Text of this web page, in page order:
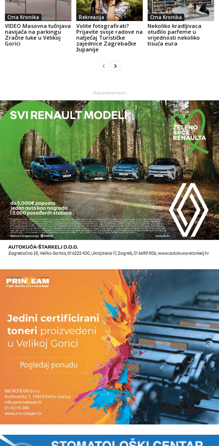
Crna Kronika
VIDEO Masovna tučnjava
navijača na parkingu
Zračne luke u Velikoj
Gorici
Rekreacija
Volite fotografirati?
Prijavite svoje radove na
natječaj Turističke
zajednice Zagrebačke
županije
Crna Kronika
Nekoliko kradljivaca
otuđilo parfeme u
vrijednosti nekoliko
tisuća eura
- Advertisement -